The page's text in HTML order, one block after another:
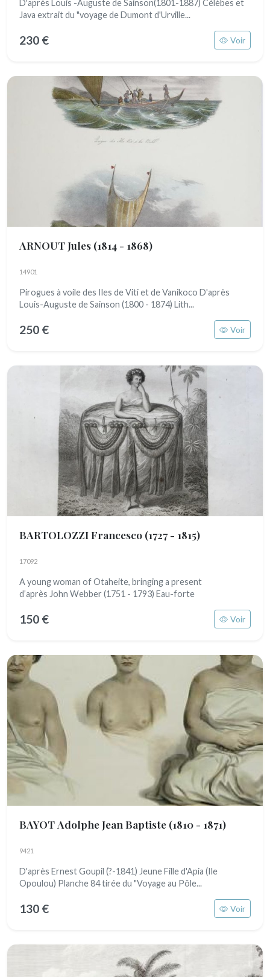
D'après Louis -Auguste de Sainson(1801-1887) Célèbes et
Java extrait du "voyage de Dumont d'Urville...
230 € Voir
ARNOUT Jules (1814 - 1868)
14901
Pirogues à voile des Iles de Viti et de Vanikoco D'après
Louis-Auguste de Sainson (1800 - 1874) Lith...
250 € Voir
BARTOLOZZI Francesco (1727 - 1815)
17092
A young woman of Otaheite, bringing a present
d’après John Webber (1751 - 1793) Eau-forte
150 € Voir
BAYOT Adolphe Jean Baptiste (1810 - 1871)
9421
D'après Ernest Goupil (?-1841) Jeune Fille d'Apia (Ile
Opoulou) Planche 84 tirée du "Voyage au Pôle...
130 € Voir